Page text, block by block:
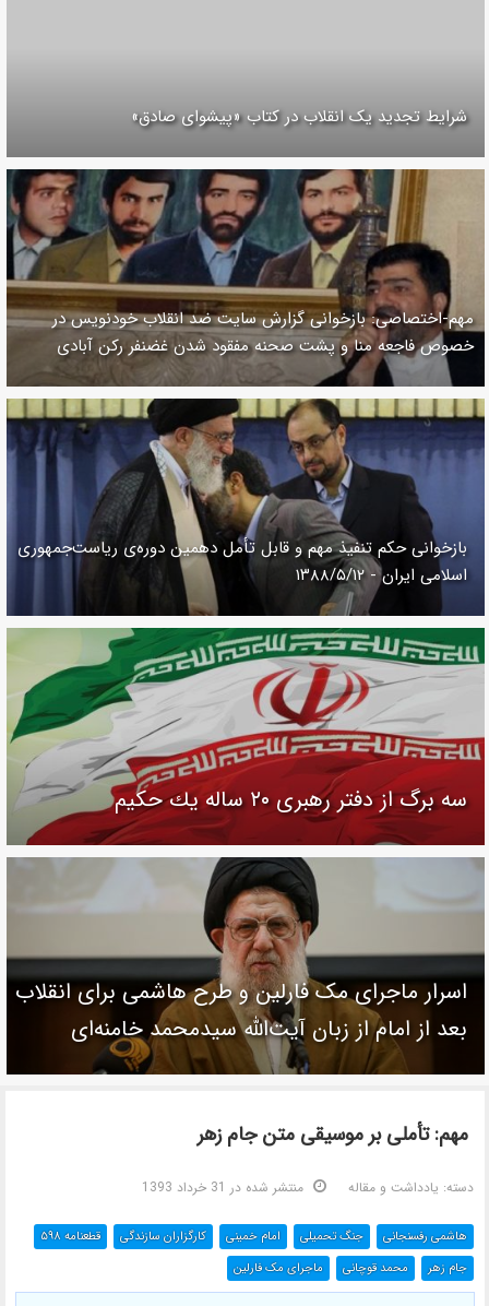
شرایط تجدید یک انقلاب در کتاب «پیشوای صادق»
مهم-اختصاصی: بازخوانی گزارش سایت ضد انقلاب خودنویس در
خصوص فاجعه منا و پشت صحنه مفقود شدن غضنفر رکن آبادی
بازخوانی حکم تنفیذ مهم و قابل تأمل دهمین دوره‌ی ریاست‌جمهوری
اسلامی ایران‌ - ۱۳۸۸/۵/۱۲
سه برگ از دفتر رهبرى ۲۰ ساله يك حكيم
اسرار ماجرای مک فارلین و طرح هاشمی برای انقلاب
بعد از امام از زبان آیت‌الله سیدمحمد خامنه‌ای
مهم: تأملی بر موسیقی متن جام زهر
دسته: یادداشت و مقاله منتشر شده در 31 خرداد 1393
هاشمی رفسنجانی جنگ تحمیلی امام خمینی کارگزاران سازندگی
قطعنامه ۵۹۸
ماجرای مک فارلین
محمد قوچانی جام زهر